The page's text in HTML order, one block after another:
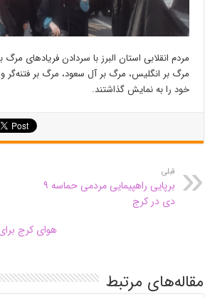
مردم انقلابی استان البرز با سردادن فریادهای مرگ
مرگ بر انگلیس، مرگ بر آل سعود، مرگ بر فتنه‌گر
خود را به نمایش گذاشتند.
قبلی
برپایی راهپیمایی مردمی حماسه ۹
دی در کرج
هوای کرج
مقاله‌های مرتبط